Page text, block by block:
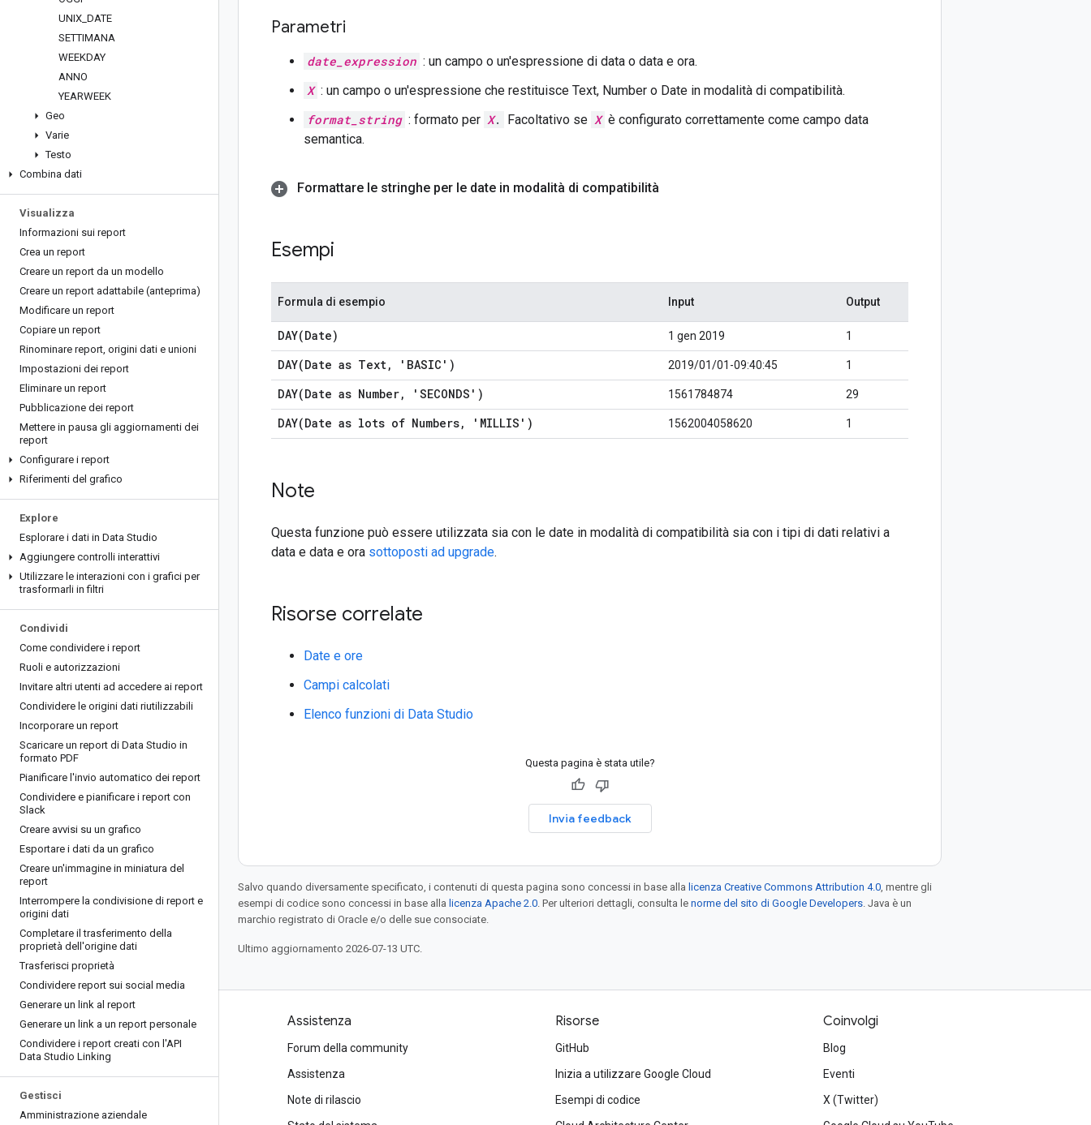
UNIX DATE
SETTIMANA
WEEKDAY
ANNO
YEARWEEK
Geo
Varie
Testo
Combina dati
Visualizza
Informazioni sui report
Crea un report
Creare un report da un modello
Creare un report adattabile (anteprima)
Modificare un report
Copiare un report
Rinominare report, origini dati e unioni
Impostazioni dei report
Eliminare un report
Pubblicazione dei report
Mettere in pausa gli aggiornamenti dei
report
Configurare i report
Riferimenti del grafico
Explore
Esplorare i dati in Data Studio
Aggiungere controlli interattivi
Utilizzare le interazioni con i grafici per
trasformarli in filtri
Condividi
Come condividere i report
Ruoli e autorizzazioni
Invitare altri utenti ad accedere ai report
Condividere le origini dati riutilizzabili
Incorporare un report
Scaricare un report di Data Studio in
formato PDF
Pianificare l'invio automatico dei report
Condividere e pianificare i report con
Slack
Creare avvisi su un grafico
Esportare i dati da un grafico
Creare un'immagine in miniatura del
report
Interrompere la condivisione di report e
origini dati
Completare il trasferimento della
proprietà dell'origine dati
Trasferisci proprietà
Condividere report sui social media
Generare un link al report
Generare un link a un report personale
Condividere i report creati con l'API
Data Studio Linking
Gestisci
Amministrazione aziendale
Parametri
date_expression : un campo o un'espressione di data o data e ora.
X : un campo o un'espressione che restituisce Text, Number o Date in modalità di compatibilità.
format_string : formato per X. Facoltativo se X è configurato correttamente come campo data
semantica.
Formattare le stringhe per le date in modalità di compatibilità
Esempi
Formula di esempio Input Output
DAY(Date) 1 gen 2019 1
DAY(Date as Text, 'BASIC') 2019/01/01-09:40:45 1
DAY(Date as Number, 'SECONDS') 1561784874 29
DAY(Date as lots of Numbers, 'MILLIS') 1562004058620 1
Note
Questa funzione può essere utilizzata sia con le date in modalità di compatibilità sia con i tipi di dati relativi a
data e data e ora sottoposti ad upgrade.
Risorse correlate
Date e ore
Campi calcolati
Elenco funzioni di Data Studio
Questa pagina è stata utile?
Invia feedback
Salvo quando diversamente specificato, i contenuti di questa pagina sono concessi in base alla licenza Creative Commons Attribution 4.0, mentre gli
esempi di codice sono concessi in base alla licenza Apache 2.0. Per ulteriori dettagli, consulta le norme del sito di Google Developers. Java è un
marchio registrato di Oracle e/o delle sue consociate.
Ultimo aggiornamento 2026-07-13 UTC.
Prodotti e prezzi
Visualizza tutti i prodotti
Prezzi di Google Cloud
Google Cloud Marketplace
Assistenza
Forum della community
Assistenza
Note di rilascio
Risorse
GitHub
Inizia a utilizzare Google Cloud
Esempi di codice
Coinvolgi
Blog
Eventi
X (Twitter)